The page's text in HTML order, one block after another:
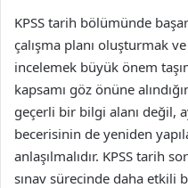
KPSS tarih bölümünde
çalışma planı oluşturmak
incelemek büyük önem
kapsamı göz önüne
geçerli bir bilgi alanı değil,
becerisinin de yeniden
anlaşılmalıdır. KPSS tarih
sınav sürecinde daha etkili